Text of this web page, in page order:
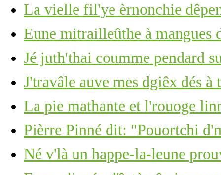
La vielle fil'ye èrnonchie
Eune mitrailleûthe à mangues
Jé juth'thai coumme pendard
J'travâle auve mes dgiêx dés à
La pie mathante et l'rouoge
Pièrre Pinné dit: "Pouortchi
Né v'là un happe-la-leune